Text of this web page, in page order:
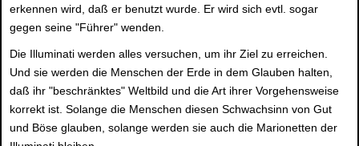
erkennen wird, daß er benutzt wurde. Er wird sich evtl. sogar
gegen seine "Führer" wenden.
Die Illuminati werden alles versuchen, um ihr Ziel zu erreichen.
Und sie werden die Menschen der Erde in dem Glauben halten,
daß ihr "beschränktes" Weltbild und die Art ihrer Vorgehensweise
korrekt ist. Solange die Menschen diesen Schwachsinn von Gut
und Böse glauben, solange werden sie auch die Marionetten der